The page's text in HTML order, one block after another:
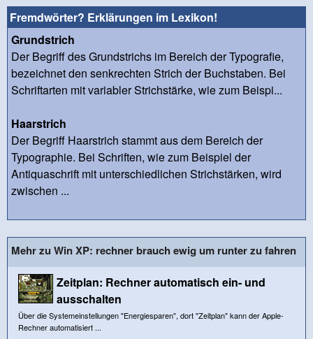
Fremdwörter? Erklärungen im Lexikon!
Grundstrich
Der Begriff des Grundstrichs im Bereich der Typografie,
bezeichnet den senkrechten Strich der Buchstaben. Bei
Schriftarten mit variabler Strichstärke, wie zum Beispi...
Haarstrich
Der Begriff Haarstrich stammt aus dem Bereich der
Typographie. Bei Schriften, wie zum Beispiel der
Antiquaschrift mit unterschiedlichen Strichstärken, wird
zwischen ...
Mehr zu Win XP: rechner brauch ewig um runter zu fahren
Zeitplan: Rechner automatisch ein- und
ausschalten
Über die Systemeinstellungen "Energiesparen", dort "Zeitplan" kann der Apple-
Rechner automatisiert ...